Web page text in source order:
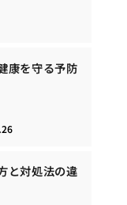
康を守る予防
と対処法の違